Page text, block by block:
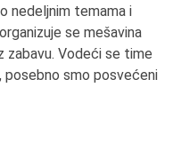
nedeljnim temama i
se mešavina
zabavu. Vodeći se time
posebno smo posvećeni